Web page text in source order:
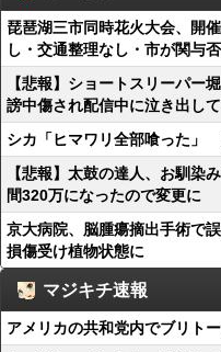
琵琶湖三市同時花火大会、開
し・交通整理なし・市が関与
【悲報】ショートスリーパー
謗中傷され配信中に泣き出し
シカ「ヒマワリ全部喰った」
【悲報】太鼓の達人、お馴染
間320万になったので変更に
京大病院、脳腫瘍摘出手術で
損傷受け植物状態に
マジキチ速報
アメリカの共和党内でブリト